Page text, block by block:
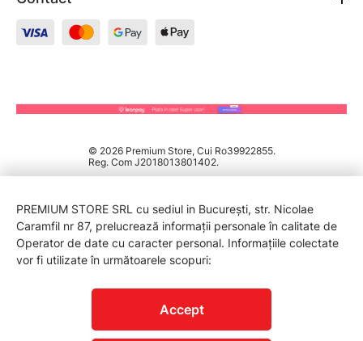
© 2026 Premium Store, Cui Ro39922855.
Reg. Com J2018013801402.
PREMIUM STORE SRL cu sediul in București, str. Nicolae
Caramfil nr 87, prelucrează informații personale în calitate de
Operator de date cu caracter personal. Informațiile colectate
vor fi utilizate în următoarele scopuri:
Accept